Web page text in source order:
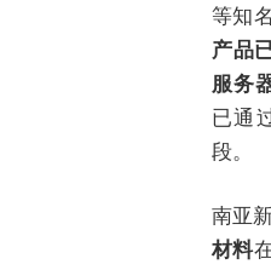
等知
产品
服务
已通
段。
南亚
材料